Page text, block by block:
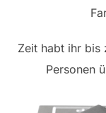
Zeit habt ihr bis
Personen